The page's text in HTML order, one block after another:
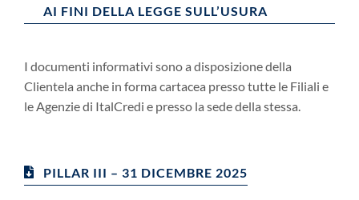
AI FINI DELLA LEGGE SULL’USURA
I documenti informativi sono a disposizione della
Clientela anche in forma cartacea presso tutte le Filiali e
le Agenzie di ItalCredi e presso la sede della stessa.
PILLAR III – 31 DICEMBRE 2025